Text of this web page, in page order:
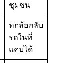
ชุมชน
หกล้อกลับ
รถในที่
แคบได้